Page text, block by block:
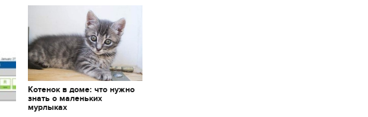
Котенок в доме: что нужно
знать о маленьких
мурлыках